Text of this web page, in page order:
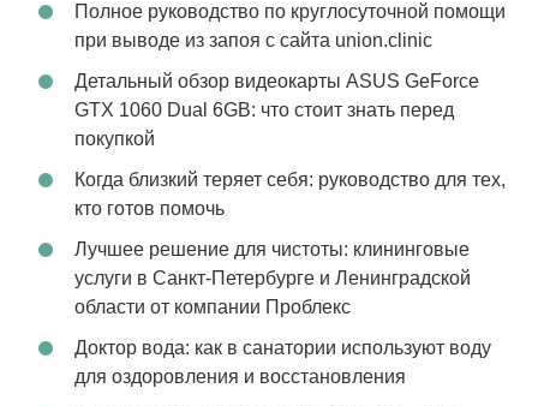
Полное руководство по круглосуточной помощи
при выводе из запоя с сайта union.clinic
Детальный обзор видеокарты ASUS GeForce
GTX 1060 Dual 6GB: что стоит знать перед
покупкой
Когда близкий теряет себя: руководство для тех,
кто готов помочь
Лучшее решение для чистоты: клининговые
услуги в Санкт-Петербурге и Ленинградской
области от компании Проблекс
Доктор вода: как в санатории используют воду
для оздоровления и восстановления